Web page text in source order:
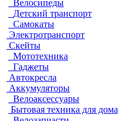
Велосипеды
Детский транспорт
Самокаты
Электротранспорт
Скейты
Мототехника
Гаджеты
Автокресла
Аккумуляторы
Велоаксессуары
Бытовая техника для дома